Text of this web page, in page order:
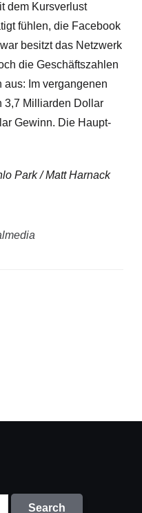
dem Kursverlust
fühlen, die Facebook
besitzt das Netzwerk
die Geschäftszahlen
Im vergangenen
3,7 Milliarden Dollar
Gewinn. Die Haupt-
Park / Matt Harnack